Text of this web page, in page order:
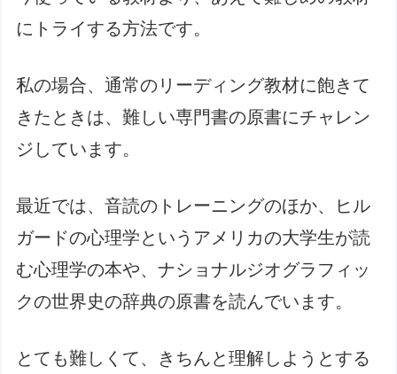
にトライする方法です。
私の場合、通常のリーディング教材に飽きて
きたときは、難しい専門書の原書にチャレン
ジしています。
最近では、音読のトレーニングのほか、ヒル
ガードの心理学というアメリカの大学生が読
む心理学の本や、ナショナルジオグラフィッ
クの世界史の辞典の原書を読んでいます。
とても難しくて、きちんと理解しようとする